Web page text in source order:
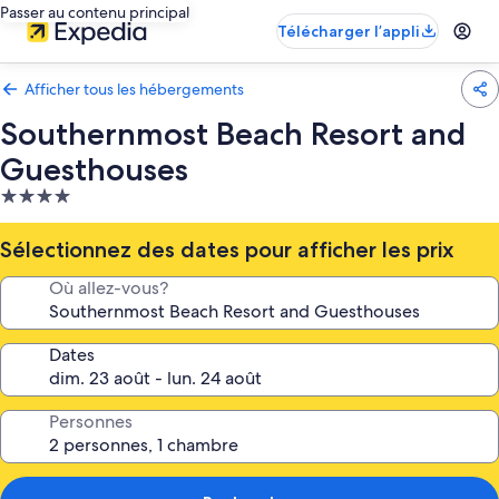
Passer au contenu principal
Télécharger l’appli
Afficher tous les hébergements
Southernmost Beach Resort and
Guesthouses
Hébergement
4.0 étoiles
Sélectionnez des dates pour afficher les prix
Où allez-vous?
Dates
Personnes